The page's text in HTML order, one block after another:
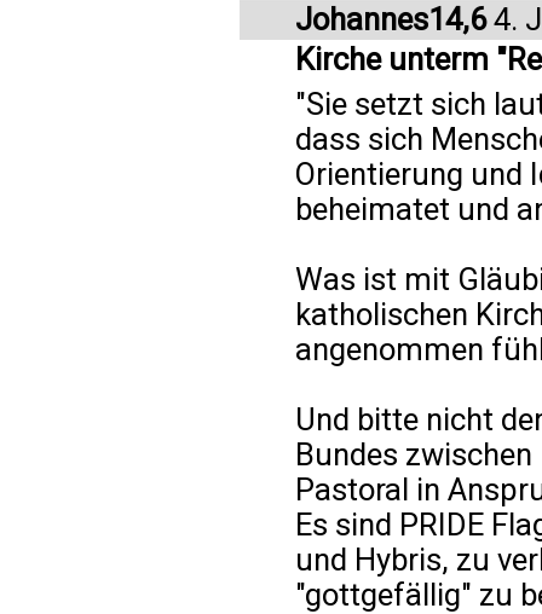
Johannes14,64.
Kirche unterm
"Sie setzt sich
dass sich
Orientierung und
beheimatet und
Was ist mit
katholischen
angenommen
Und bitte nicht
Bundes
Pastoral in
Es sind PRIDE
und Hybris, zu
"gottgefällig" zu